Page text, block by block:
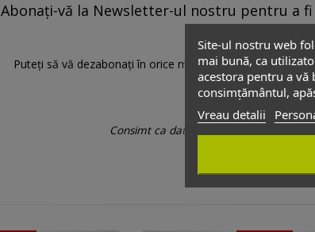
Site-ul nostru web
mai bună, ca
acestora pentru a vă
consimțământul,
Vreau detalii
Abonați-vă la Newsletter-ul nostru pentru a
Puteți să vă dezabonați în orice moment. Pentru aceasta
Consimt ca datele personale